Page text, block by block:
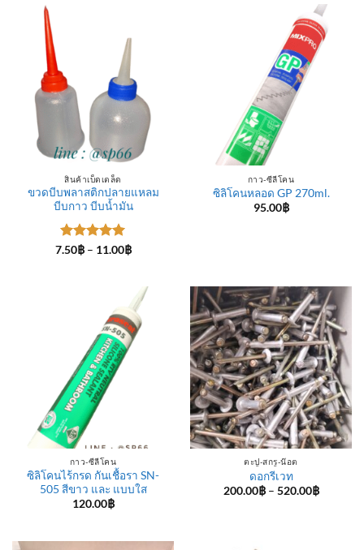
980.00฿
สินค้าเบ็ดเตล็ด
ขวดบีบพลาสติกปลายแหลม
บีบกาว บีบน้ำมัน
ให้คะแนน
7.50฿ – 11.00฿Price
11.00฿
กาว-ซีลีโคน
ซิลิโคนหลอด GP 270ml.
95.00฿
กาว-ซีลีโคน
ซิลิโคนไร้กรด กันเชื้อรา SN-
505 สีขาว และ แบบใส
120.00฿
ตะปู-สกรู-น๊อต
ดอกรีเวท
200.00฿ – 520.00฿Price